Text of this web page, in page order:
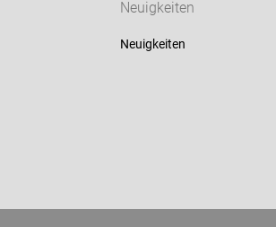
Neuigkeiten
Neuigkeiten